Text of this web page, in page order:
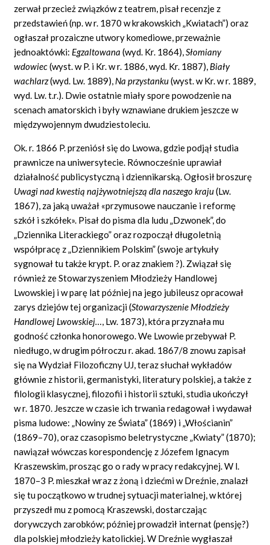
zerwał przecież związków z teatrem, pisał recenzje z
przedstawień (np. w r. 1870 w krakowskich „Kwiatach”) oraz
ogłaszał prozaiczne utwory komediowe, przeważnie
jednoaktówki: Egzaltowana(wyd. Kr. 1864),Słomiany
wdowiec(wyst. w P. i Kr. w r. 1886, wyd. Kr. 1887), Biały
wachlarz(wyd. Lw. 1889), Na przystanku(wyst. w Kr. w r. 1889,
wyd. Lw. t.r.). Dwie ostatnie miały spore powodzenie na
scenach amatorskich i były wznawiane drukiem jeszcze w
międzywojennym dwudziestoleciu.
Ok. r. 1866 P. przeniósł się do Lwowa, gdzie podjął studia
prawnicze na uniwersytecie. Równocześnie uprawiał
działalność publicystyczną i dziennikarską. Ogłosił broszurę
Uwagi nad kwestią najżywotniejszą dla naszego kraju(Lw.
1867), za jaką uważał «przymusowe nauczanie i reformę
szkół i szkółek». Pisał do pisma dla ludu „Dzwonek”, do
„Dziennika Literackiego” oraz rozpoczął długoletnią
współpracę z „Dziennikiem Polskim” (swoje artykuły
sygnował tu także krypt. P. oraz znakiem ?). Związał się
również ze Stowarzyszeniem Młodzieży Handlowej
Lwowskiej i w parę lat później na jego jubileusz opracował
zarys dziejów tej organizacji (Stowarzyszenie Młodzieży
Handlowej Lwowskiej…, Lw. 1873), która przyznała mu
godność członka honorowego. We Lwowie przebywał P.
niedługo, w drugim półroczu r. akad. 1867/8 znowu zapisał
się na Wydział Filozoficzny UJ, teraz słuchał wykładów
głównie z historii, germanistyki, literatury polskiej, a także z
filologii klasycznej, filozofii i historii sztuki, studia ukończył
w r. 1870. Jeszcze w czasie ich trwania redagował i wydawał
pisma ludowe: „Nowiny ze Świata” (1869) i „Włościanin”
(1869–70), oraz czasopismo beletrystyczne „Kwiaty” (1870);
nawiązał wówczas korespondencję z Józefem Ignacym
Kraszewskim, prosząc go o rady w pracy redakcyjnej. W l.
1870–3 P. mieszkał wraz z żoną i dziećmi w Dreźnie, znalazł
się tu początkowo w trudnej sytuacji materialnej, w której
przyszedł mu z pomocą Kraszewski, dostarczając
dorywczych zarobków; później prowadził internat (pensję?)
dla polskiej młodzieży katolickiej. W Dreźnie wygłaszał